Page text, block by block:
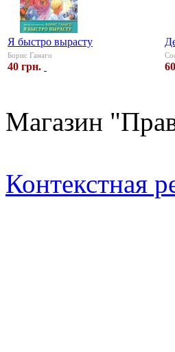
Я быстро вырасту
Борис Ганаго
40 грн.
Магазин
Контекстная